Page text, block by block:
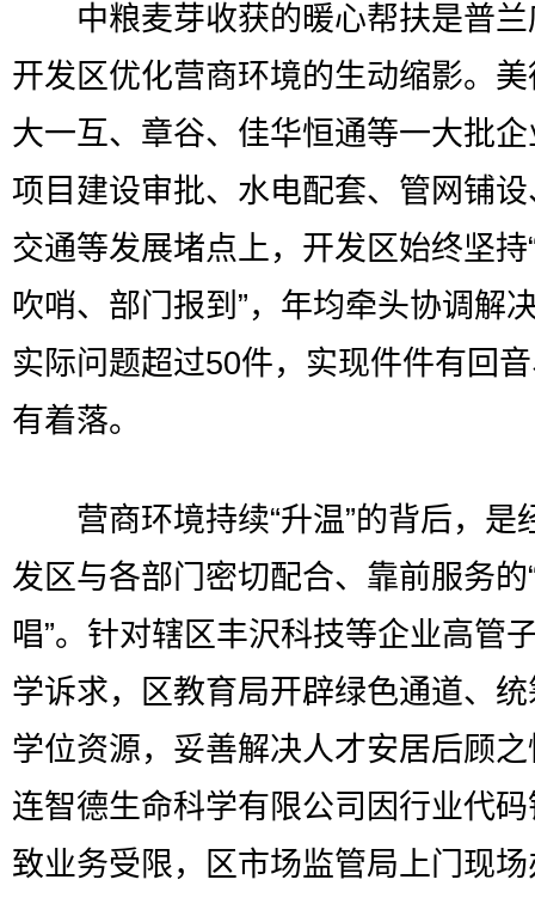
中粮麦芽收获的暖心帮扶是普兰
开发区优化营商环境的生动缩影。
大一互、章谷、佳华恒通等一大批
项目建设审批、水电配套、管网铺
交通等发展堵点上，开发区始终坚持
吹哨、部门报到”，年均牵头协调解
实际问题超过50件，实现件件有回
有着落。
营商环境持续“升温”的背后，是
发区与各部门密切配合、靠前服务的
唱”。针对辖区丰沢科技等企业高管
学诉求，区教育局开辟绿色通道、
学位资源，妥善解决人才安居后顾
连智德生命科学有限公司因行业代
致业务受限，区市场监管局上门现